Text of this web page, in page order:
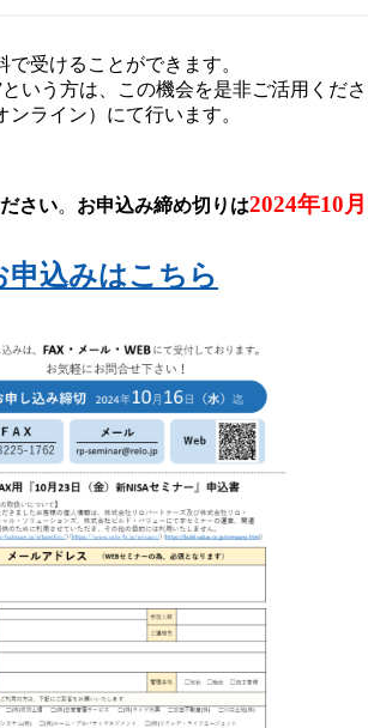
で受けることができます。
いう方は、この機会を是非ご活用くだ
ライン）にて行います。
さい。 お申込み締め切りは2024年10
申込みはこちら